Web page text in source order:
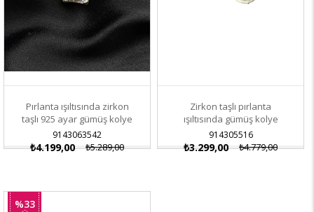
Pırlanta ışıltısında zirkon
taşlı 925 ayar gümüş kolye
9143063542
₺4.199,00 ₺5.289,00
Zirkon taşlı pırlanta
ışıltısında gümüş kolye
914305516
₺3.299,00 ₺4.779,00
%33